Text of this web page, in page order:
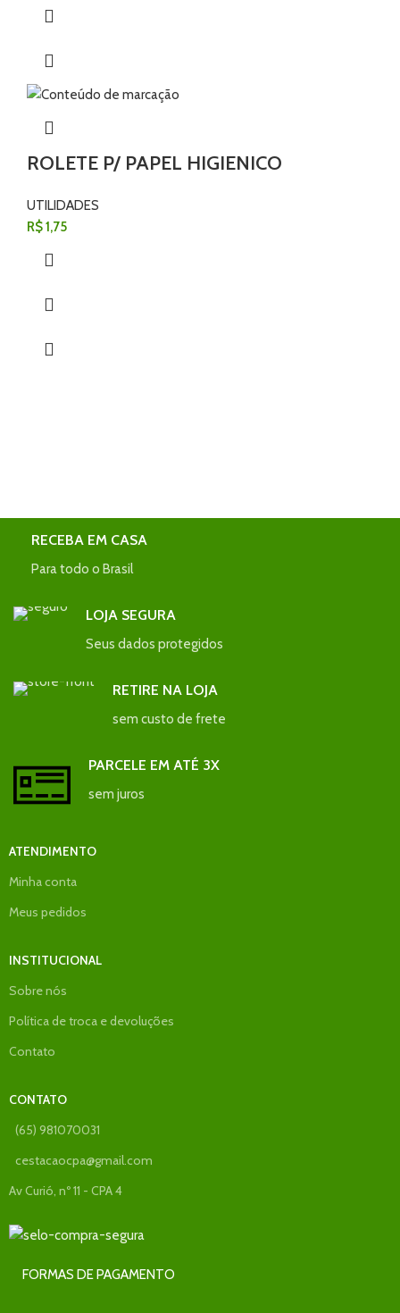
ROLETE P/ PAPEL HIGIENICO
UTILIDADES
R$1,75
RECEBA EM CASA
Para todo o Brasil
LOJA SEGURA
Seus dados protegidos
RETIRE NA LOJA
sem custo de frete
PARCELE EM ATÉ 3X
sem juros
ATENDIMENTO
Minha conta
Meus pedidos
INSTITUCIONAL
Sobre nós
Política de troca e devoluções
Contato
CONTATO
(65) 981070031
cestacaocpa@gmail.com
Av Curió, nº 11 - CPA 4
FORMAS DE PAGAMENTO